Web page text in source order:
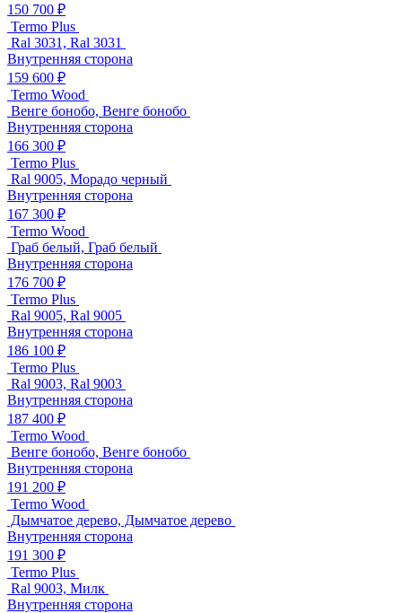
150 700 ₽
Termo Plus
Ral 3031, Ral 3031
Внутренняя сторона
159 600 ₽
Termo Wood
Венге бонобо, Венге бонобо
Внутренняя сторона
166 300 ₽
Termo Plus
Ral 9005, Морадо черный
Внутренняя сторона
167 300 ₽
Termo Wood
Граб белый, Граб белый
Внутренняя сторона
176 700 ₽
Termo Plus
Ral 9005, Ral 9005
Внутренняя сторона
186 100 ₽
Termo Plus
Ral 9003, Ral 9003
Внутренняя сторона
187 400 ₽
Termo Wood
Венге бонобо, Венге бонобо
Внутренняя сторона
191 200 ₽
Termo Wood
Дымчатое дерево, Дымчатое дерево
Внутренняя сторона
191 300 ₽
Termo Plus
Ral 9003, Милк
Внутренняя сторона